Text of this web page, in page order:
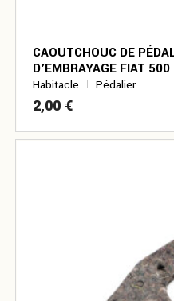
CAOUTCHOUC DE
D’EMBRAYAGE FIAT 500
Habitacle Pédalier
2,00 €